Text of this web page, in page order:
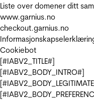
Liste over domener ditt
www.garnius.no
checkout.garnius.no
Cookiebot
[#IABV2_TITLE#]
[#IABV2_BODY_INTRO#]